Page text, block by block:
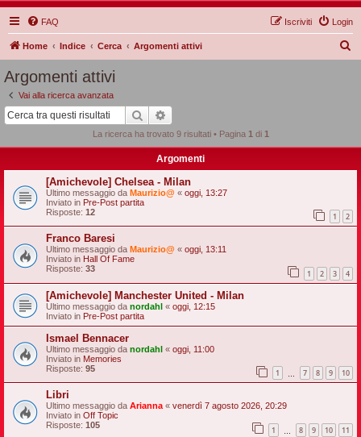
FAQ Login
Iscriviti
Home Indice Cerca Argomenti attivi
Argomenti attivi
Vai alla ricerca avanzata
Cerca
La ricerca ha trovato 9 risultati • Pagina 1 di 1
Argomenti
[Amichevole] Chelsea - Milan
Ultimo messaggio da Maurizio@ « oggi, 13:27
Inviato in Pre-Post partita
Risposte: 12 1 2
Franco Baresi
Ultimo messaggio da Maurizio@ « oggi, 13:11
Inviato in Hall Of Fame
Risposte: 33 1 2 3 4
[Amichevole] Manchester United - Milan
Ultimo messaggio da nordahl « oggi, 12:15
Inviato in Pre-Post partita
Ismael Bennacer
Ultimo messaggio da nordahl « oggi, 11:00
Inviato in Memories
Risposte: 95 1 7 8 9 10
Libri
Ultimo messaggio da Arianna« venerdì 7 agosto 2026, 20:29
Inviato in Off Topic
Risposte: 105 1 8 9 10 11